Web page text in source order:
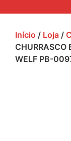
Início / Loja /
CHURRASCO
WELF PB-